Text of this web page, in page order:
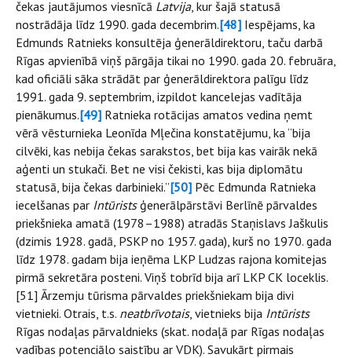
čekas jautājumos viesnīcā Latvija, kur šajā statusā
nostrādāja līdz 1990. gada decembrim.[48] Iespējams, ka
Edmunds Ratnieks konsultēja ģenerāldirektoru, taču darbā
Rīgas apvienībā viņš pārgāja tikai no 1990. gada 20. februāra,
kad oficiāli sāka strādāt par ģenerāldirektora palīgu līdz
1991. gada 9. septembrim, izpildot kancelejas vadītāja
pienākumus.[49] Ratnieka rotācijas amatos vedina ņemt
vērā vēsturnieka Leonīda Mļečina konstatējumu, ka “bija
cilvēki, kas nebija čekas sarakstos, bet bija kas vairāk nekā
aģenti un stukači. Bet ne visi čekisti, kas bija diplomātu
statusā, bija čekas darbinieki.”[50] Pēc Edmunda Ratnieka
iecelšanas par Intūristsģenerālpārstāvi Berlīnē pārvaldes
priekšnieka amatā (1978–1988) atradās Staņislavs Jaškulis
(dzimis 1928. gadā, PSKP no 1957. gada), kurš no 1970. gada
līdz 1978. gadam bija ieņēma LKP Ludzas rajona komitejas
pirmā sekretāra posteni. Viņš tobrīd bija arī LKP CK loceklis.
[51] Ārzemju tūrisma pārvaldes priekšniekam bija divi
vietnieki. Otrais, t.s. neatbrīvotais, vietnieks bija Intūrists
Rīgas nodaļas pārvaldnieks (skat. nodaļā par Rīgas nodaļas
vadības potenciālo saistību ar VDK). Savukārt pirmais